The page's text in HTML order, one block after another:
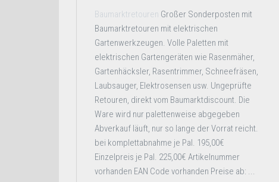
Baumarktretouren Großer Sonderposten mit
Baumarktretouren mit elektrischen
Gartenwerkzeugen. Volle Paletten mit
elektrischen Gartengeräten wie Rasenmäher,
Gartenhäcksler, Rasentrimmer, Schneefräsen,
Laubsauger, Elektrosensen usw. Ungeprüfte
Retouren, direkt vom Baumarktdiscount. Die
Ware wird nur palettenweise abgegeben
Abverkauf läuft, nur so lange der Vorrat reicht.
bei komplettabnahme je Pal. 195,00€
Einzelpreis je Pal. 225,00€ Artikelnummer
vorhanden EAN Code vorhanden Preise ab: ...